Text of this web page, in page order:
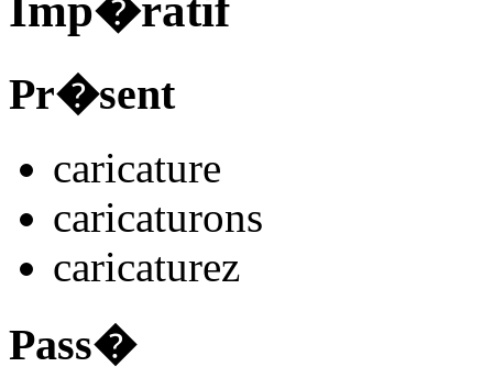
Pr�sent
caricature
caricaturons
caricaturez
Pass�